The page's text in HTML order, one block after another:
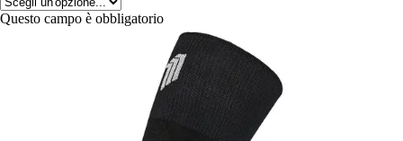
Questo campo è obbligatorio